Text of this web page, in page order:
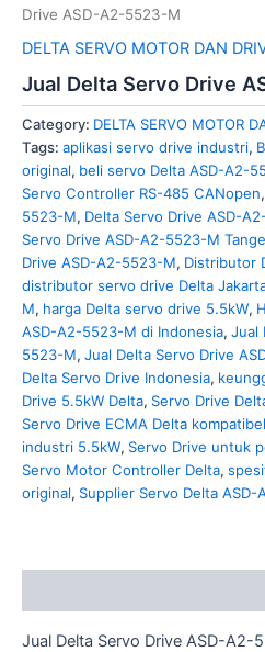
Drive ASD-A2-5523-M
DELTA SERVO MOTOR DAN
Jual Delta Servo Drive
Category: DELTA SERVO MOTOR
Tags: aplikasi servo drive industri,
original, beli servo Delta ASD-A2-
Servo Controller RS-485 CANopen,
5523-M, Delta Servo Drive ASD-
Servo Drive ASD-A2-5523-M
Drive ASD-A2-5523-M, Distributor
distributor servo drive Delta
M, harga Delta servo drive 5.5kW,
ASD-A2-5523-M di Indonesia, Jual
5523-M, Jual Delta Servo Drive
Delta Servo Drive Indonesia,
Drive 5.5kW Delta, Servo Drive
Servo Drive ECMA Delta kompatibel
industri 5.5kW, Servo Drive untuk
Servo Motor Controller Delta,
original, Supplier Servo Delta
Jual Delta Servo Drive ASD-